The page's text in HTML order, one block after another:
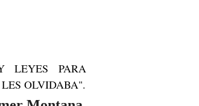
LEYES PARA
OLVIDABA".